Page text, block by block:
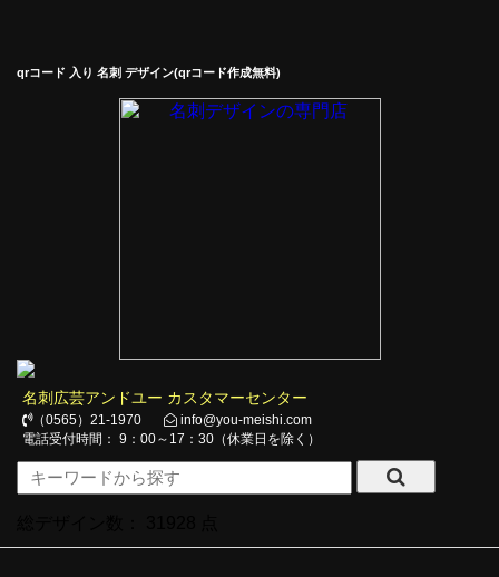
qrコード 入り 名刺 デザイン(qrコード作成無料)
名刺広芸アンドユー カスタマーセンター
（0565）21-1970
info@you-meishi.com
電話受付時間： 9：00～17：30（休業日を除く）